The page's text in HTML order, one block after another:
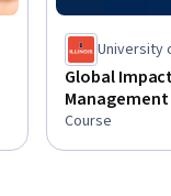
University
Global
Management
Course